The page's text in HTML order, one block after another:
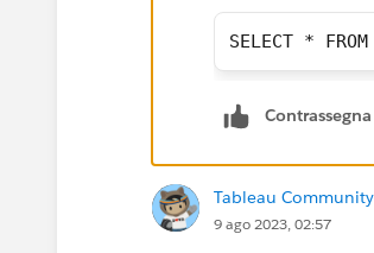
SELECT *
Tableau
9 ago 2023, 02:57